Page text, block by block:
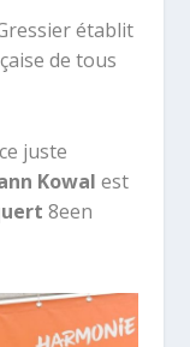
établit
de tous
juste
Kowal est
8een